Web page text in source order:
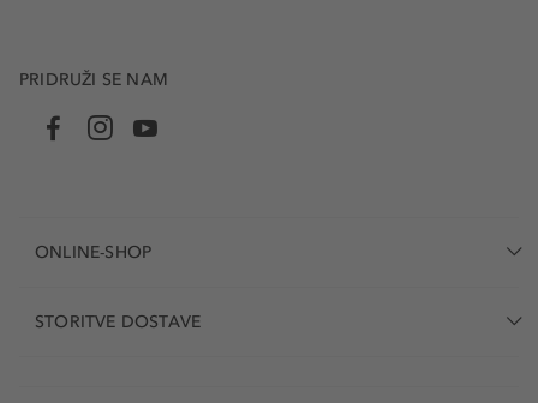
PRIDRUŽI SE NAM
ONLINE-SHOP
STORITVE DOSTAVE